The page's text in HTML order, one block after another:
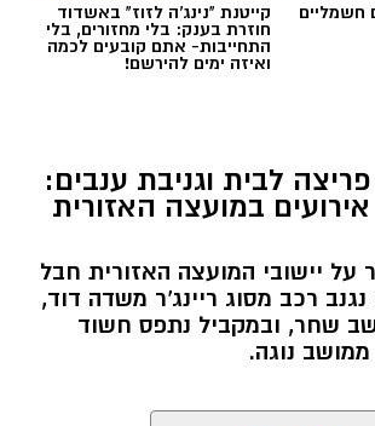
חשמליים קייטנת "נינג'ה לזוז" באשדוד
חוזרת בענק: בלי מחזורים, בלי
התחייבות- אתם קובעים לכמה
ואיזה ימים להירשם!
לבית וגניבת ענבים:
במועצה האזורית
על יישובי המועצה האזורית חבל
רכב מסוג ריינג'ר משדה דוד,
שחר, ובמקביל נתפס חשוד
נוגה.